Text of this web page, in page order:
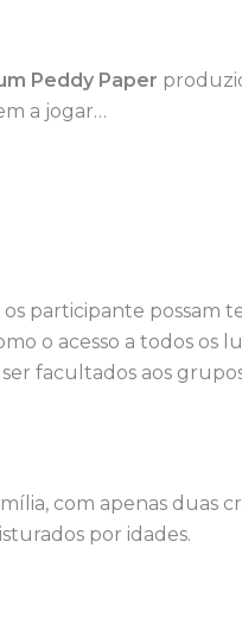
Peddy Paper
a jogar…
participante possam
o acesso a todos os
facultados aos
com apenas duas
por idades.